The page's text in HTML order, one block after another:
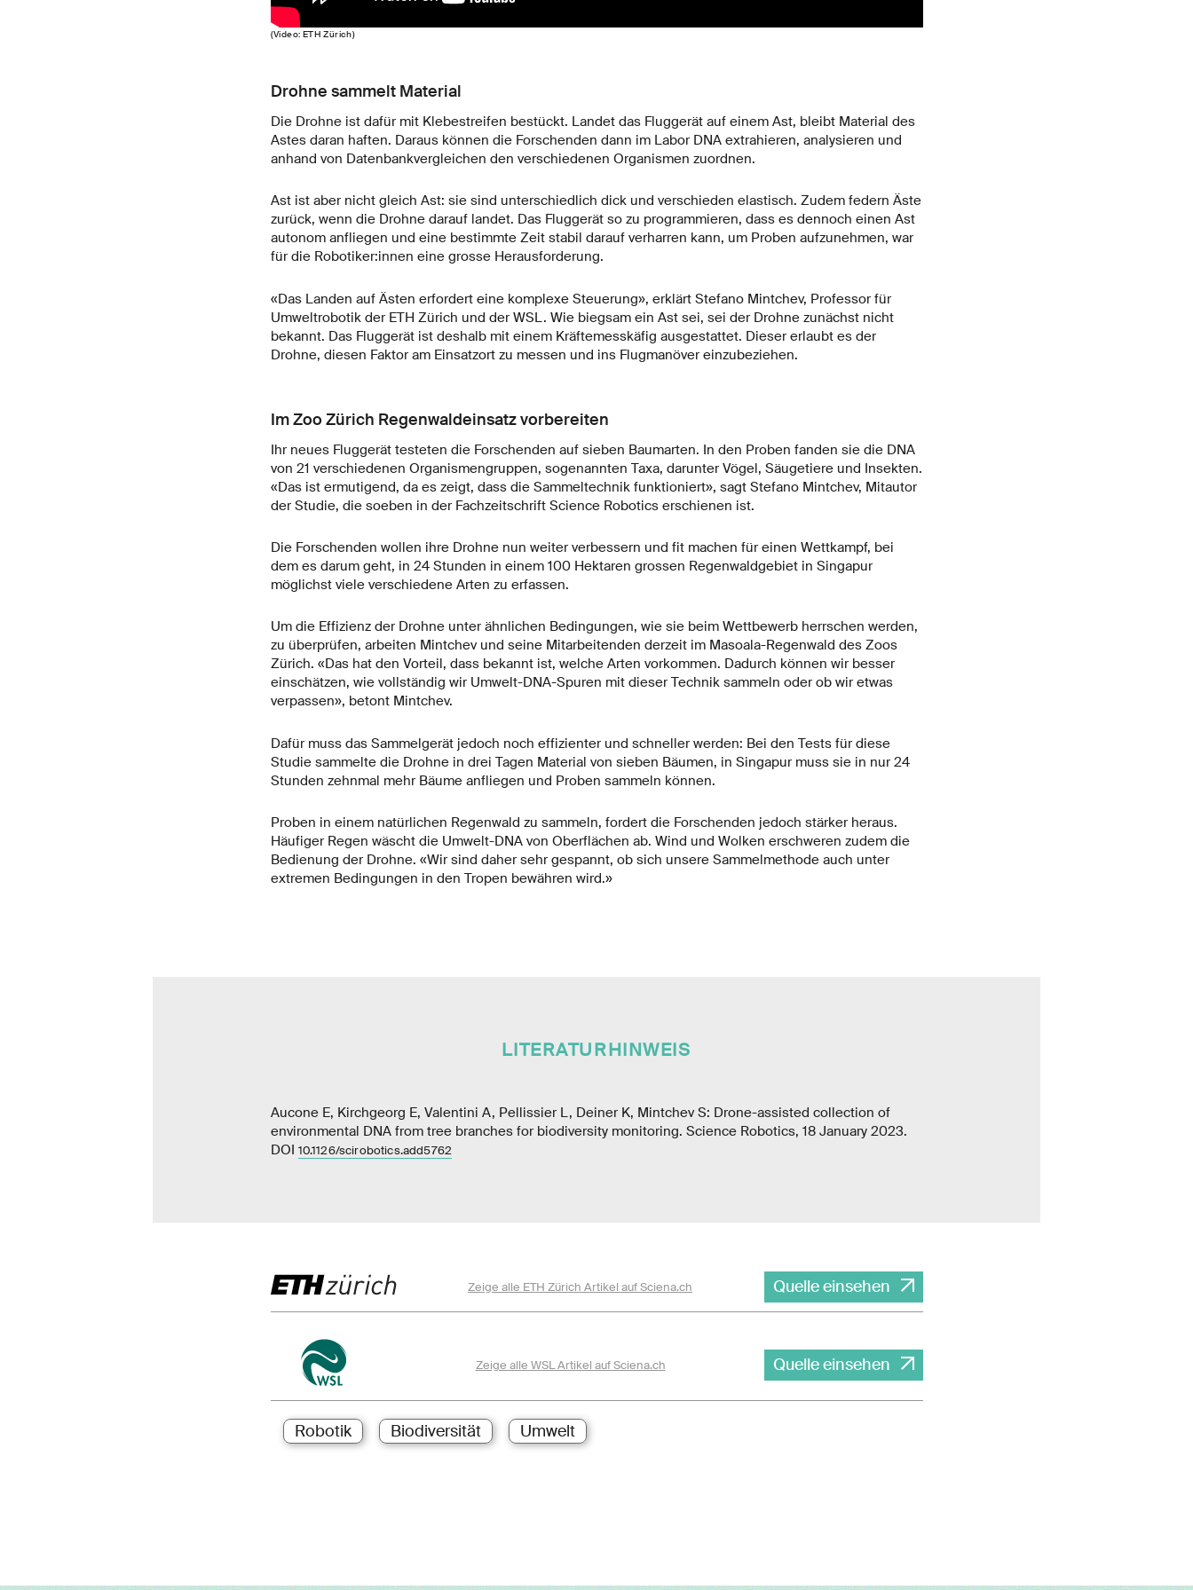
(Video: ETH Zürich)
Drohne sammelt Material
Die Drohne ist dafür mit Klebestreifen bestückt. Landet das Fluggerät auf einem Ast, bleibt Material des
Astes daran haften. Daraus können die Forschenden dann im Labor DNA extrahieren, analysieren und
anhand von Datenbankvergleichen den verschiedenen Organismen zuordnen.
Ast ist aber nicht gleich Ast: sie sind unterschiedlich dick und verschieden elastisch. Zudem federn Äste
zurück, wenn die Drohne darauf landet. Das Fluggerät so zu programmieren, dass es dennoch einen Ast
autonom anfliegen und eine bestimmte Zeit stabil darauf verharren kann, um Proben aufzunehmen, war
für die Robotiker:innen eine grosse Herausforderung.
«Das Landen auf Ästen erfordert eine komplexe Steuerung», erklärt Stefano Mintchev, Professor für
Umweltrobotik der ETH Zürich und der WSL. Wie biegsam ein Ast sei, sei der Drohne zunächst nicht
bekannt. Das Fluggerät ist deshalb mit einem Kräftemesskäfig ausgestattet. Dieser erlaubt es der
Drohne, diesen Faktor am Einsatzort zu messen und ins Flugmanöver einzubeziehen.
Im Zoo Zürich Regenwaldeinsatz vorbereiten
Ihr neues Fluggerät testeten die Forschenden auf sieben Baumarten. In den Proben fanden sie die DNA
von 21 verschiedenen Organismengruppen, sogenannten Taxa, darunter Vögel, Säugetiere und Insekten.
«Das ist ermutigend, da es zeigt, dass die Sammeltechnik funktioniert», sagt Stefano Mintchev, Mitautor
der Studie, die soeben in der Fachzeitschrift Science Robotics erschienen ist.
Die Forschenden wollen ihre Drohne nun weiter verbessern und fit machen für einen Wettkampf, bei
dem es darum geht, in 24 Stunden in einem 100 Hektaren grossen Regenwaldgebiet in Singapur
möglichst viele verschiedene Arten zu erfassen.
Um die Effizienz der Drohne unter ähnlichen Bedingungen, wie sie beim Wettbewerb herrschen werden,
zu überprüfen, arbeiten Mintchev und seine Mitarbeitenden derzeit im Masoala-Regenwald des Zoos
Zürich. «Das hat den Vorteil, dass bekannt ist, welche Arten vorkommen. Dadurch können wir besser
einschätzen, wie vollständig wir Umwelt-DNA-Spuren mit dieser Technik sammeln oder ob wir etwas
verpassen», betont Mintchev.
Dafür muss das Sammelgerät jedoch noch effizienter und schneller werden: Bei den Tests für diese
Studie sammelte die Drohne in drei Tagen Material von sieben Bäumen, in Singapur muss sie in nur 24
Stunden zehnmal mehr Bäume anfliegen und Proben sammeln können.
Proben in einem natürlichen Regenwald zu sammeln, fordert die Forschenden jedoch stärker heraus.
Häufiger Regen wäscht die Umwelt-DNA von Oberflächen ab. Wind und Wolken erschweren zudem die
Bedienung der Drohne. «Wir sind daher sehr gespannt, ob sich unsere Sammelmethode auch unter
extremen Bedingungen in den Tropen bewähren wird.»
LITERATURHINWEIS
Aucone E, Kirchgeorg E, Valentini A, Pellissier L, Deiner K, Mintchev S: Drone-assisted collection of
environmental DNA from tree branches for biodiversity monitoring. Science Robotics, 18 January 2023.
DOI 10.1126/scirobotics.add5762
Zeige alle ETH Zürich Artikel auf Sciena.ch Quelle einsehen
Zeige alle WSL Artikel auf Sciena.ch Quelle einsehen
Robotik Biodiversität Umwelt